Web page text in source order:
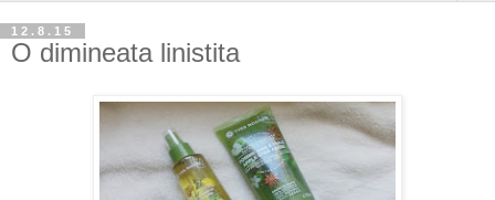
12.8.15
O dimineata linistita